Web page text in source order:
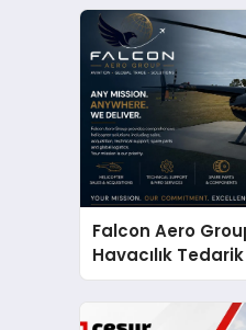
Falcon Aero
Havacılık
Türkiye’den